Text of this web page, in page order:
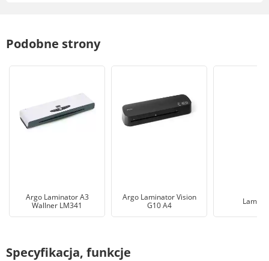
Podobne strony
Argo Laminator A3
Wallner LM341
Argo Laminator Vision
G10 A4
Specyfikacja, funkcje